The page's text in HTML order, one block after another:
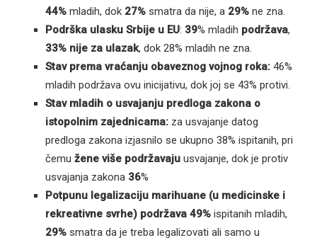
44% mladih, dok 27% smatra da nije, a 29% ne zna.
Podrška ulasku Srbije u EU: 39% mladih podržava,
33% nije za ulazak, dok 28% mladih ne zna.
Stav prema vraćanju obaveznog vojnog roka:46%
mladih podržava ovu inicijativu, dok joj se 43% protivi.
Stav mladih o usvajanju predloga zakona o
istopolnim zajednicama: za usvajanje datog
predloga zakona izjasnilo se ukupno 38% ispitanih, pri
čemužene više podržavajuusvajanje, dok je protiv
usvajanja zakona 36%
Potpunu legalizaciju marihuane (u medicinske i
rekreativne svrhe) podržava 49% ispitanih mladih,
29% smatra da je treba legalizovati ali samo u